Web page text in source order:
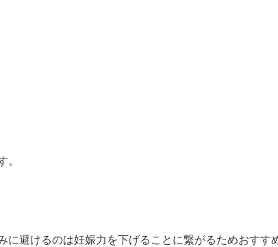
避けるのは妊娠力を下げることに繋がるためおすす